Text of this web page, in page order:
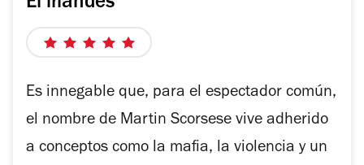
5
5
estrellas
Es innegable que, para el espectador común,
el nombre de Martin Scorsese vive adherido
a conceptos como la mafia, la violencia y un